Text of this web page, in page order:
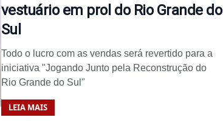
vestuário em prol do Rio Grande do
Sul
Todo o lucro com as vendas será revertido para a
iniciativa "Jogando Junto pela Reconstrução do
Rio Grande do Sul"
LEIA MAIS